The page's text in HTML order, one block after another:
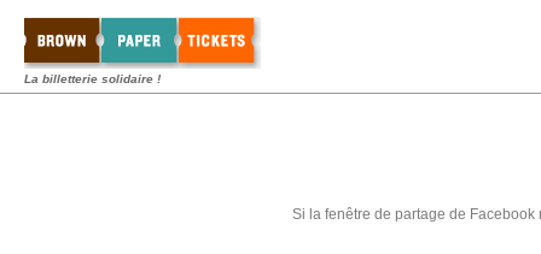
La billetterie solidaire !
Si la fenêtre de partage de